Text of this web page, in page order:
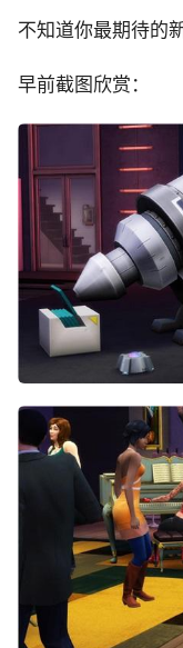
不知道你最期待的
早前截图欣赏：